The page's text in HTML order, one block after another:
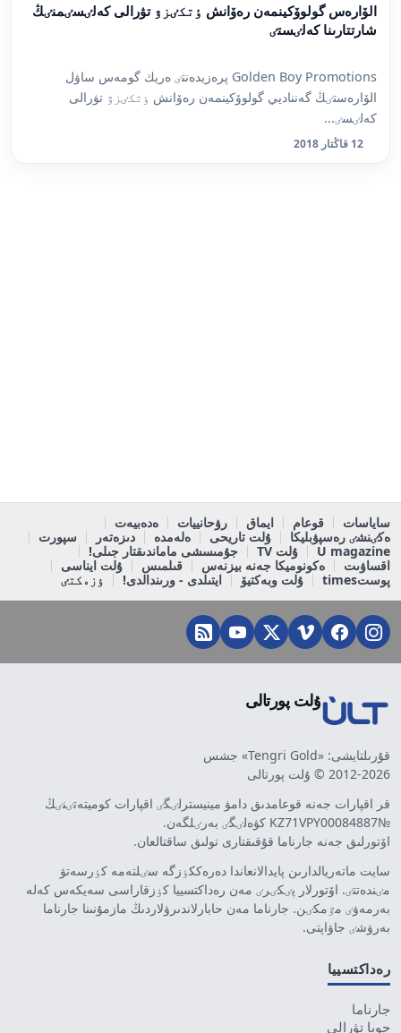
الۆارەس گولوۆكينمەن رەۆانش ٶتكٸزۋ تۋرالى كەلٸسٸمنٸڭ
شارتتارىنا كەلٸستٸ
Golden Boy Promotions پرەزيدەنتٸ ەريك گومەس ساۋل
الۆارەستٸڭ گەنناديي گولوۆكينمەن رەۆانش ٶتكٸزۋ تۋرالى
كەلٸسٸ...
12 قاڭتار 2018
ساياسات قوعام ايماق رۋحانييات
ەدەبيەت
ەكٸنشٸ رەسپۋبليكا
ۇلت تاريحى ەلەمدە دىزەتەر
سپورت
U magazine
ۇلت TV
جۇمىسشى ماماندىقتار جىلى!
اقساۋىت
ەكونوميكا جەنە بيزنەس قىلمىس
ۇلت ايناسى
پوستtimes
ۇلت وبەكتيۆ ايتىلدى - ورىندالدى! ٶزەكتٸ
ۇلت پورتالى
قۇرىلتايشى: «Tengri Gold» جشس
2012-2026 © ۇلت پورتالى
قر اقپارات جەنە قوعامدىق دامۋ مينيسترلٸگٸ اقپارات كوميتەتٸنٸڭ
№KZ71VPY00084887 كۋەلٸگٸ بەرٸلگەن.
اۆتورلىق جەنە جارناما قۇقىقتارى تولىق ساقتالعان.
سايت ماتەريالدارىن پايدالانعاندا دەرەككٶزگە سٸلتەمە كٶرسەتۋ
مٸندەتتٸ. اۆتورلار پٸكٸرٸ مەن رەداكتسييا كٶزقاراسى سەيكەس كەلە
بەرمەۋٸ مٷمكٸن. جارناما مەن حابارلاندىرۋلاردىڭ مازمۇنىنا جارناما
بەرۋشٸ جاۋاپتى.
رەداكتسييا
جارناما
جوبا تۋرالى